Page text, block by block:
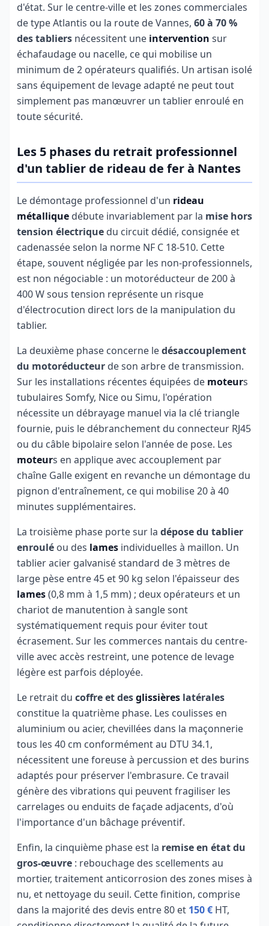
d'état. Sur le centre-ville et les zones commerciales
de type Atlantis ou la route de Vannes, 60 à 70 %
des tabliers nécessitent une intervention sur
échafaudage ou nacelle, ce qui mobilise un
minimum de 2 opérateurs qualifiés. Un artisan isolé
sans équipement de levage adapté ne peut tout
simplement pas manœuvrer un tablier enroulé en
toute sécurité.
Les 5 phases du retrait professionnel
d'un tablier de rideau de fer à Nantes
Le démontage professionnel d'un rideau
métallique débute invariablement par la mise hors
tension électrique du circuit dédié, consignée et
cadenassée selon la norme NF C 18-510. Cette
étape, souvent négligée par les non-professionnels,
est non négociable : un motoréducteur de 200 à
400 W sous tension représente un risque
d'électrocution direct lors de la manipulation du
tablier.
La deuxième phase concerne ledésaccouplement
du motoréducteur de son arbre de transmission.
Sur les installations récentes équipées de moteurs
tubulaires Somfy, Nice ou Simu, l'opération
nécessite un débrayage manuel via la clé triangle
fournie, puis le débranchement du connecteur RJ45
ou du câble bipolaire selon l'année de pose. Les
moteurs en applique avec accouplement par
chaîne Galle exigent en revanche un démontage du
pignon d'entraînement, ce qui mobilise 20 à 40
minutes supplémentaires.
La troisième phase porte sur la dépose du tablier
enroulé ou des lames individuelles à maillon. Un
tablier acier galvanisé standard de 3 mètres de
large pèse entre 45 et 90 kg selon l'épaisseur des
lames(0,8 mm à 1,5 mm) ; deux opérateurs et un
chariot de manutention à sangle sont
systématiquement requis pour éviter tout
écrasement. Sur les commerces nantais du centre-
ville avec accès restreint, une potence de levage
légère est parfois déployée.
Le retrait du coffre et desglissières latérales
constitue la quatrième phase. Les coulisses en
aluminium ou acier, chevillées dans la maçonnerie
tous les 40 cm conformément au DTU 34.1,
nécessitent une foreuse à percussion et des burins
adaptés pour préserver l'embrasure. Ce travail
génère des vibrations qui peuvent fragiliser les
carrelages ou enduits de façade adjacents, d'où
l'importance d'un bâchage préventif.
Enfin, la cinquième phase est la remise en état du
gros-œuvre : rebouchage des scellements au
mortier, traitement anticorrosion des zones mises à
nu, et nettoyage du seuil. Cette finition, comprise
dans la majorité des devis entre 80 et 150 € HT,